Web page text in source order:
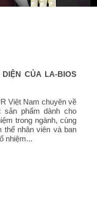
CỦA LA-BIOS
Việt Nam chuyên về
sản phẩm dành cho
trong ngành, cùng
nhân viên và ban
nhiệm...